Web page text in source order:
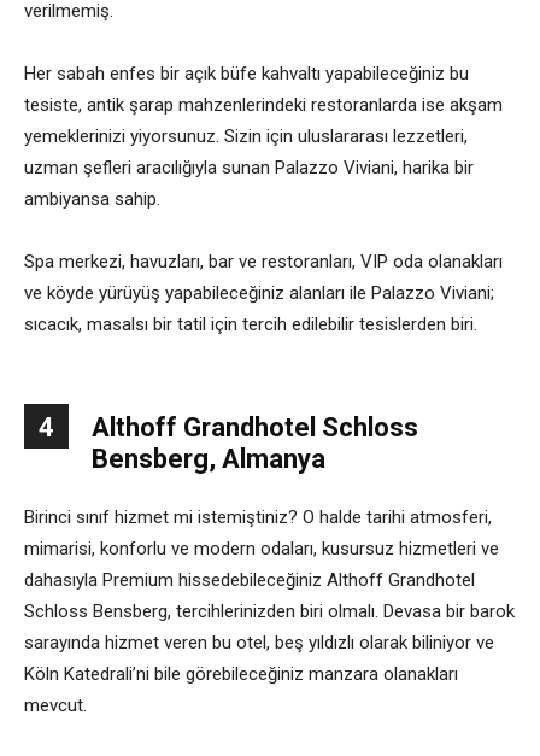
verilmemiş.
Her sabah enfes bir açık büfe kahvaltı yapabileceğiniz bu
tesiste, antik şarap mahzenlerindeki restoranlarda ise akşam
yemeklerinizi yiyorsunuz. Sizin için uluslararası lezzetleri,
uzman şefleri aracılığıyla sunan Palazzo Viviani, harika bir
ambiyansa sahip.
Spa merkezi, havuzları, bar ve restoranları, VIP oda olanakları
ve köyde yürüyüş yapabileceğiniz alanları ile Palazzo Viviani;
sıcacık, masalsı bir tatil için tercih edilebilir tesislerden biri.
4
Althoff Grandhotel Schloss
Bensberg, Almanya
Birinci sınıf hizmet mi istemiştiniz? O halde tarihi atmosferi,
mimarisi, konforlu ve modern odaları, kusursuz hizmetleri ve
dahasıyla Premium hissedebileceğiniz Althoff Grandhotel
Schloss Bensberg, tercihlerinizden biri olmalı. Devasa bir barok
sarayında hizmet veren bu otel, beş yıldızlı olarak biliniyor ve
Köln Katedrali’ni bile görebileceğiniz manzara olanakları
mevcut.